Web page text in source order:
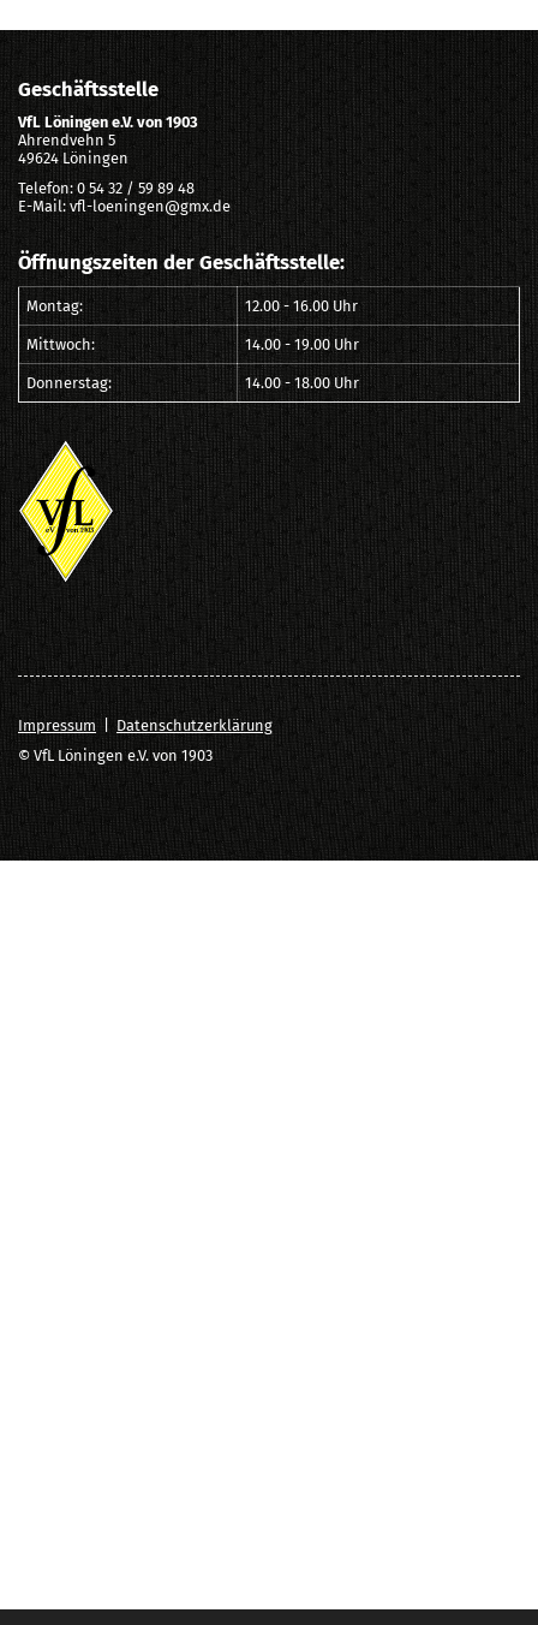
Geschäftsstelle
VfL Löningen e.V. von 1903
Ahrendvehn 5
49624 Löningen
Telefon: 0 54 32 / 59 89 48
E-Mail: vfl-loeningen@gmx.de
Öffnungszeiten der Geschäftsstelle:
Montag: 12.00 - 16.00 Uhr
Mittwoch: 14.00 - 19.00 Uhr
Donnerstag: 14.00 - 18.00 Uhr
Impressum
Datenschutzerklärung
© VfL Löningen e.V. von 1903